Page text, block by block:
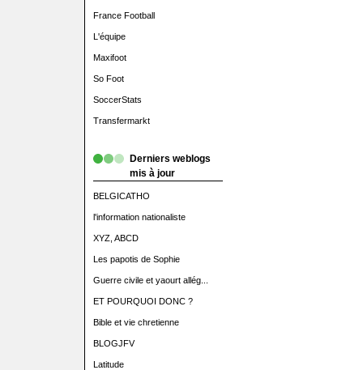
France Football
L'équipe
Maxifoot
So Foot
SoccerStats
Transfermarkt
Derniers weblogs
mis à jour
BELGICATHO
l'information nationaliste
XYZ, ABCD
Les papotis de Sophie
Guerre civile et yaourt allég...
ET POURQUOI DONC ?
Bible et vie chretienne
BLOGJFV
Latitude